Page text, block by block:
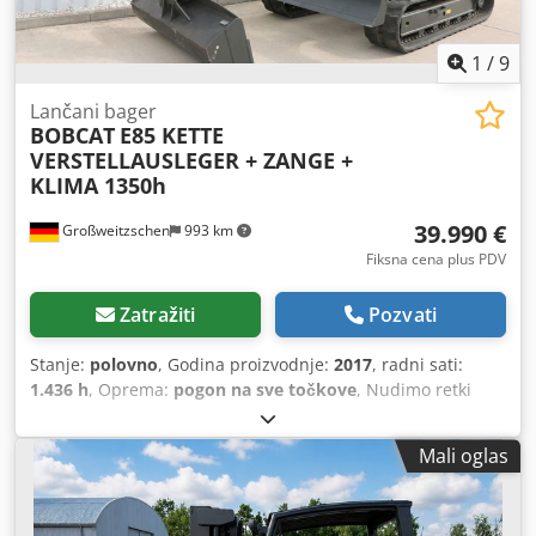
1 /9
Großweitzschen 993 km
Lančani bager
BOBCAT E85 KETTE
VERSTELLAUSLEGER + ZANGE +
KLIMA 1350h
39.990 €
Fiksna cena plus PDV
Zatražiti Pozvati
Stanje: polovno, Godina proizvodnje: 2017, radni sati:
1.436 h, Oprema: pogon na sve točkove, Nudimo retki
model E85, nije korišćen za iznajmljivanje, potiče iz manje
građevinske firme, poseduje klimu. * HIDRAULIČNI
RUKONAC sa GRIPALJKOM/KLEŠTAMA * Hidraulična grablja
za čišćenje kanala, opciono dostupna, trenutno na
zalihama uz razumnu doplatu. * Potiče iz manje
Mali oglas